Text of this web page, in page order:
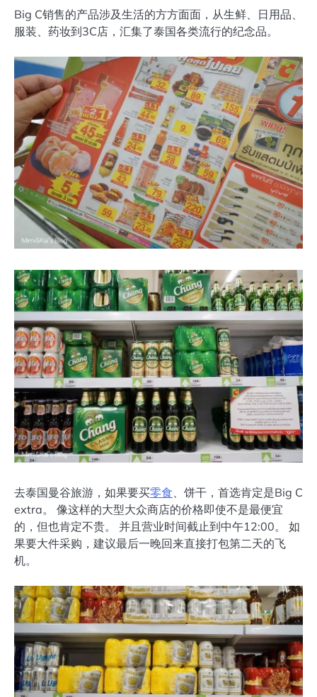
Big C销售的产品涉及生活的方方面面，从生鲜、日用品、
服装、药妆到3C店，汇集了泰国各类流行的纪念品。
去泰国曼谷旅游，如果要买零食、饼干，首选肯定是Big C
extra。 像这样的大型大众商店的价格即使不是最便宜
的，但也肯定不贵。 并且营业时间截止到中午12:00。 如
果要大件采购，建议最后一晚回来直接打包第二天的飞
机。